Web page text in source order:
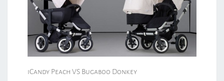
iCandy Peach VS Bugaboo Donkey